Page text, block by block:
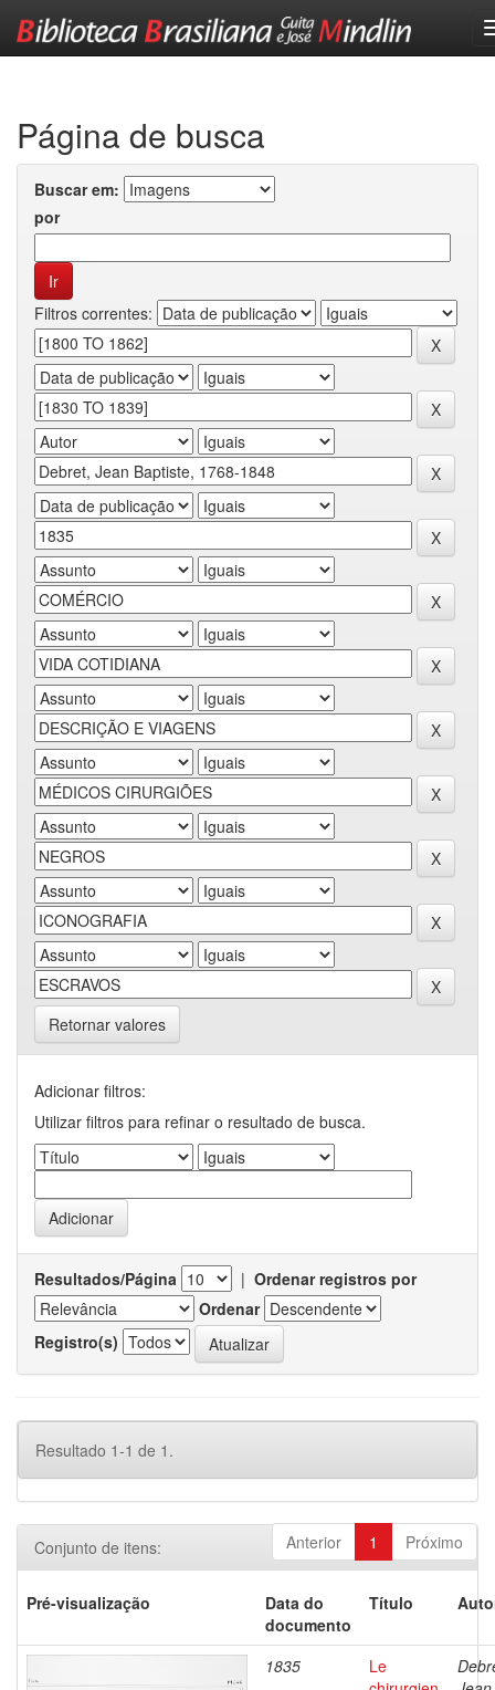
Página de busca
Buscar em:
por
Filtros correntes:
Retornar valores
Adicionar filtros:
Utilizar filtros para refinar o resultado de busca.
Resultados/Página | Ordenar registros por
Ordenar
Registro(s)
Resultado 1-1 de 1.
Anterior 1 Próximo
Conjunto de itens:
Pré-visualização
Data do
documento
Título
1835
Le